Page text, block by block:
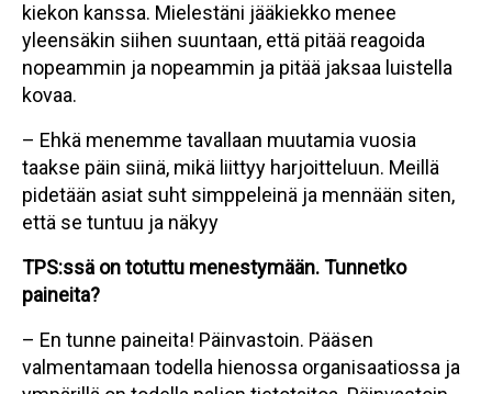
kiekon kanssa. Mielestäni jääkiekko menee
yleensäkin siihen suuntaan, että pitää reagoida
nopeammin ja nopeammin ja pitää jaksaa luistella
kovaa.
– Ehkä menemme tavallaan muutamia vuosia
taakse päin siinä, mikä liittyy harjoitteluun. Meillä
pidetään asiat suht simppeleinä ja mennään siten,
että se tuntuu ja näkyy
TPS:ssä on totuttu menestymään. Tunnetko
paineita?
– En tunne paineita! Päinvastoin. Pääsen
valmentamaan todella hienossa organisaatiossa ja